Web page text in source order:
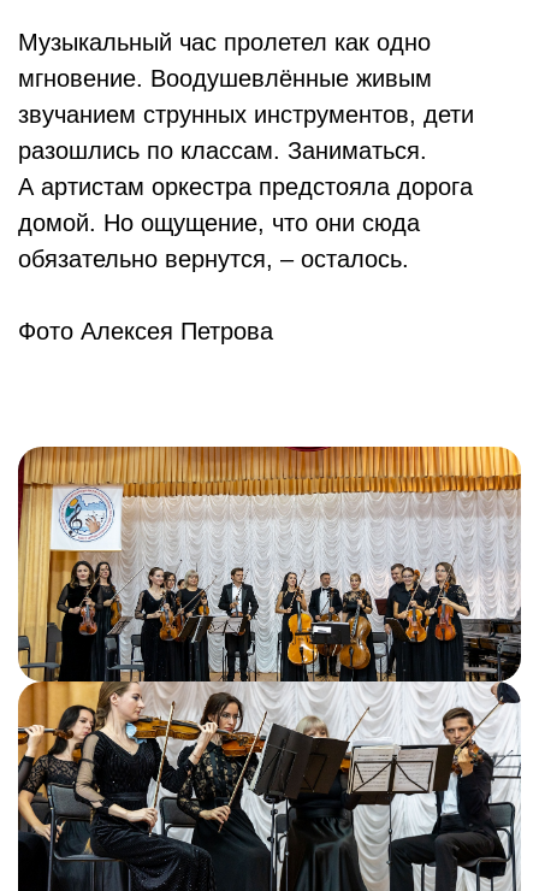
Музыкальный час пролетел как одно
мгновение. Воодушевлённые живым
звучанием струнных инструментов, дети
разошлись по классам. Заниматься.
А артистам оркестра предстояла дорога
домой. Но ощущение, что они сюда
обязательно вернутся, – осталось.
Фото Алексея Петрова